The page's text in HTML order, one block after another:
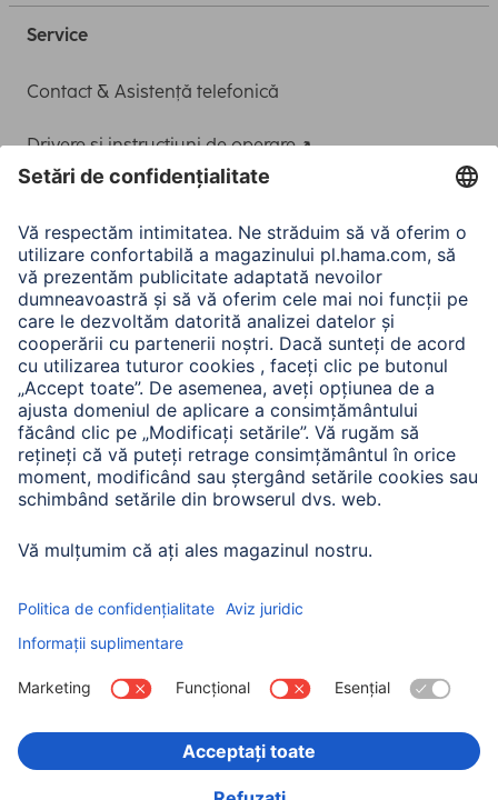
Service
Contact & Asistență telefonică
Drivere și instrucțiuni de operare
A.N.P.C.
A.N.P.C. SAL
Companie
Istoria companiei
Hama Mondial
Business-Portal
Alege ţara